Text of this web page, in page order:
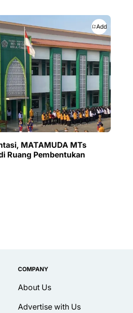
Add
MATAMUDA MTs
Ruang Pembentukan
COMPANY
About Us
Advertise with Us